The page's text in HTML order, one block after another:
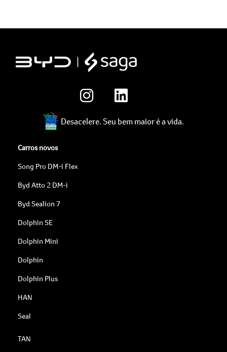
Desacelere. Seu bem maior é a vida.
Carros novos
Song Pro DM-i Flex
Byd Atto 2 DM-i
Byd Sealion 7
Dolphin SE
Dolphin Mini
Dolphin
Dolphin Plus
HAN
Seal
TAN